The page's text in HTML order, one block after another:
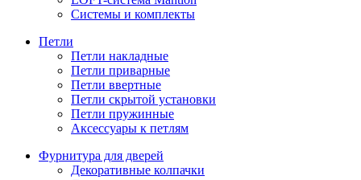
Системы и комплекты
Петли
Петли накладные
Петли приварные
Петли ввертные
Петли скрытой установки
Петли пружинные
Аксессуары к петлям
Фурнитура для дверей
Декоративные колпачки